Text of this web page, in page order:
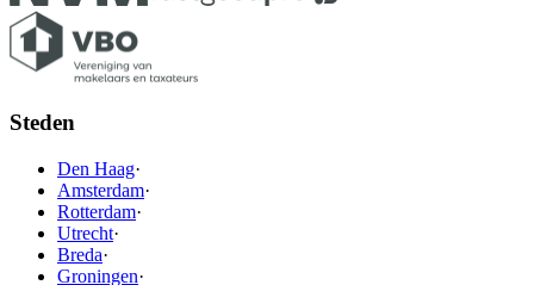
Steden
Den Haag·
Amsterdam·
Rotterdam·
Utrecht·
Breda·
Groningen·